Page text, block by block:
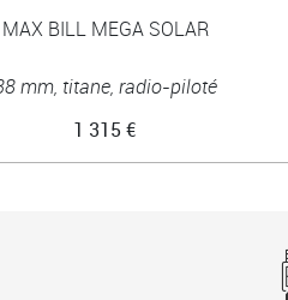
MAX BILL MEGA SOLAR
mm, titane, radio-piloté
1 315 €